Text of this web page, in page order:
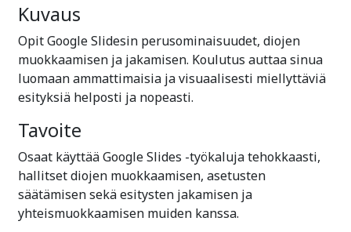
Kuvaus
Opit Google Slidesin perusominaisuudet, diojen
muokkaamisen ja jakamisen. Koulutus auttaa sinua
luomaan ammattimaisia ja visuaalisesti miellyttäviä
esityksiä helposti ja nopeasti.
Tavoite
Osaat käyttää Google Slides -työkaluja tehokkaasti,
hallitset diojen muokkaamisen, asetusten
säätämisen sekä esitysten jakamisen ja
yhteismuokkaamisen muiden kanssa.